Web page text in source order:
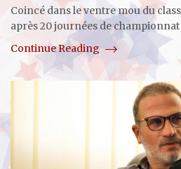
Coincé dans le ventre mou du
après 20 journées de
Continue Reading